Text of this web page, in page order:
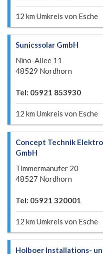
12 km Umkreis von Esche
Sunicssolar GmbH
Nino-Allee 11
48529 Nordhorn
Tel: 05921 853930
12 km Umkreis von Esche
Concept Technik
GmbH
Timmermanufer 20
48527 Nordhorn
Tel: 05921 320001
12 km Umkreis von Esche
Holboer Installations-